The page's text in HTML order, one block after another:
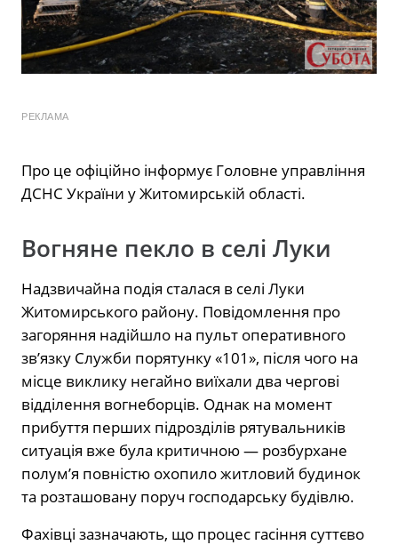
РЕКЛАМА
Про це офіційно інформує Головне управління
ДСНС України у Житомирській області.
Вогняне пекло в селі Луки
Надзвичайна подія сталася в селі Луки
Житомирського району. Повідомлення про
загоряння надійшло на пульт оперативного
зв’язку Служби порятунку «101», після чого на
місце виклику негайно виїхали два чергові
відділення вогнеборців. Однак на момент
прибуття перших підрозділів рятувальників
ситуація вже була критичною — розбурхане
полум’я повністю охопило житловий будинок
та розташовану поруч господарську будівлю.
Фахівці зазначають, що процес гасіння суттєво